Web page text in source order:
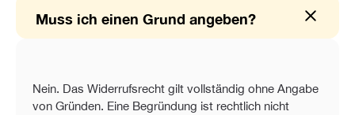
Muss ich einen Grund angeben?
Nein. Das Widerrufsrecht gilt vollständig ohne Angabe
von Gründen. Eine Begründung ist rechtlich nicht